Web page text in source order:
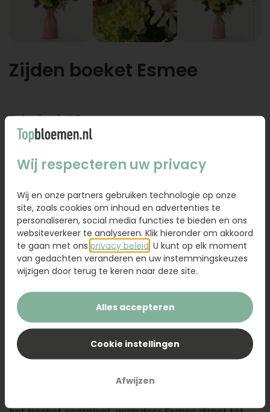
Zijden boeket Esmee
Zijden boeket Esmee
Voeg een kaart toe met jouw persoonlijke tekst
Voeg toe aan winkelwagen
Omschrijving
Sierlijke bloemen, zachte kleuren en een luchtige
uitstraling komen samen in zijden boeket Esmee. De
opvallende magnolia zorgt voor een stijlvol geheel
Wij respecteren uw privacy
Wij en onze partners gebruiken technologie op onze
site, zoals cookies om inhoud en advertenties te
personaliseren, social media functies te bieden en ons
websiteverkeer te analyseren. Klik hieronder om akkoord
te gaan met ons privacy beleid . U kunt op elk moment
van gedachten veranderen en uw instemmingskeuzes
wijzigen door terug te keren naar deze site.
Alles accepteren
Cookie instellingen
Afwijzen